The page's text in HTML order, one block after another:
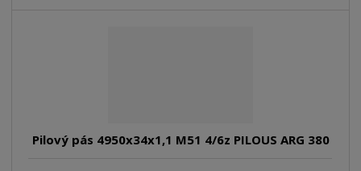
Pilový pás 4950x34x1,1 M51 4/6z PILOUS ARG 380